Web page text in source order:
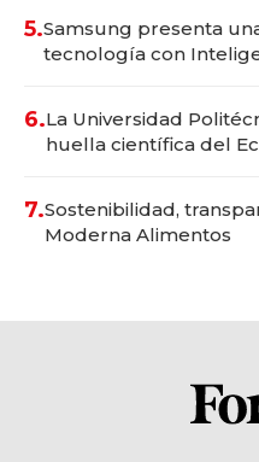
5.Samsung presenta
tecnología con
6.La Universidad
huella científica del
7.Sostenibilidad,
Moderna Alimentos